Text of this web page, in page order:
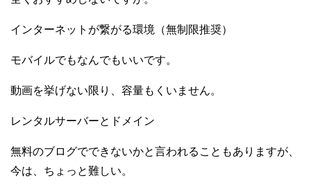
インターネットが繋がる環境（無制限推奨）
モバイルでもなんでもいいです。
動画を挙げない限り、容量もくいません。
レンタルサーバーとドメイン
無料のブログでできないかと言われることもありますが、
今は、ちょっと難しい。